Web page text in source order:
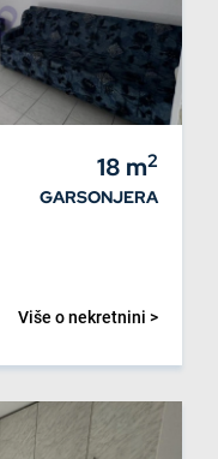
18 m2
GARSONJERA
Više o nekretnini >